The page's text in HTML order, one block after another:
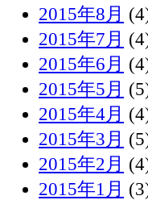
2015年8月
2015年7月
2015年6月
2015年5月
2015年4月
2015年3月
2015年2月
2015年1月